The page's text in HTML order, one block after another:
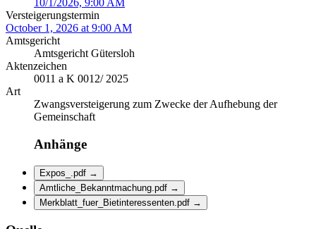
10/1/2026, 9:00 AM
Versteigerungstermin
October 1, 2026 at 9:00 AM
Amtsgericht
Amtsgericht Gütersloh
Aktenzeichen
0011 a K 0012/ 2025
Art
Zwangsversteigerung zum Zwecke der Aufhebung der
Gemeinschaft
Anhänge
Expos_.pdf →
Amtliche_Bekanntmachung.pdf →
Merkblatt_fuer_Bietinteressenten.pdf →